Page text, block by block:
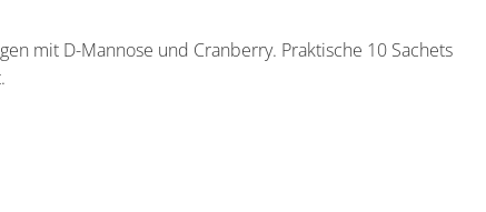
mit D-Mannose und Cranberry. Praktische 10 Sachets